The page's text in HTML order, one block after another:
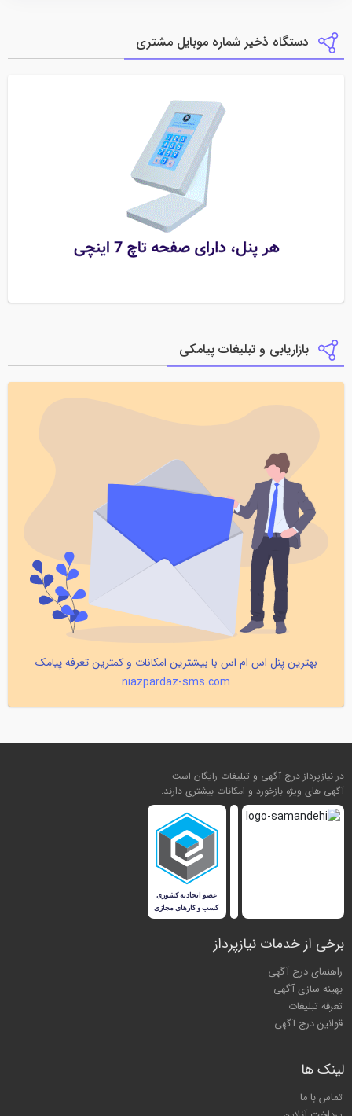
دستگاه ذخیر شماره موبایل مشتری
بازاریابی و تبلیغات پیامکی
بهترین پنل اس ام اس با بیشترین امکانات و کمترین تعرفه پیامک
niazpardaz-sms.com
در نیازپرداز درج آگهی و تبلیغات رایگان است
آگهی های ویژه بازخورد و امکانات بیشتری دارند.
برخی از خدمات نیازپرداز
راهنمای درج آگهی
بهینه سازی آگهی
تعرفه تبلیغات
قوانین درج آگهی
لینک ها
تماس با ما